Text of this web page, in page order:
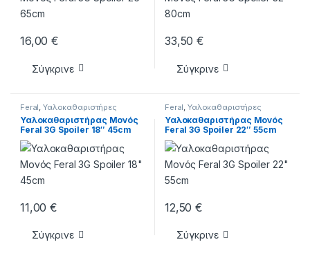
16,00€
Σύγκρινε
33,50€
Σύγκρινε
Feral,Υαλοκαθαριστήρες
Υαλοκαθαριστήρας Μονός
Feral 3G Spoiler 18″ 45cm
11,00€
Σύγκρινε
Feral,Υαλοκαθαριστήρες
Υαλοκαθαριστήρας Μονός
Feral 3G Spoiler 22″ 55cm
12,50€
Σύγκρινε